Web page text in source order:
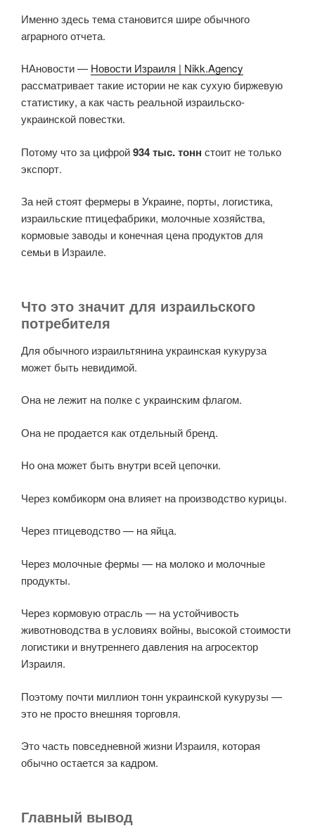
Именно здесь тема становится шире обычного
аграрного отчета.
НАновости — Новости Израиля | Nikk.Agency
рассматривает такие истории не как сухую биржевую
статистику, а как часть реальной израильско-
украинской повестки.
Потому что за цифрой934 тыс. тонн стоит не только
экспорт.
За ней стоят фермеры в Украине, порты, логистика,
израильские птицефабрики, молочные хозяйства,
кормовые заводы и конечная цена продуктов для
семьи в Израиле.
Что это значит для израильского
потребителя
Для обычного израильтянина украинская кукуруза
может быть невидимой.
Она не лежит на полке с украинским флагом.
Она не продается как отдельный бренд.
Но она может быть внутри всей цепочки.
Через комбикорм она влияет на производство курицы.
Через птицеводство — на яйца.
Через молочные фермы — на молоко и молочные
продукты.
Через кормовую отрасль — на устойчивость
животноводства в условиях войны, высокой стоимости
логистики и внутреннего давления на агросектор
Израиля.
Поэтому почти миллион тонн украинской кукурузы —
это не просто внешняя торговля.
Это часть повседневной жизни Израиля, которая
обычно остается за кадром.
Главный вывод